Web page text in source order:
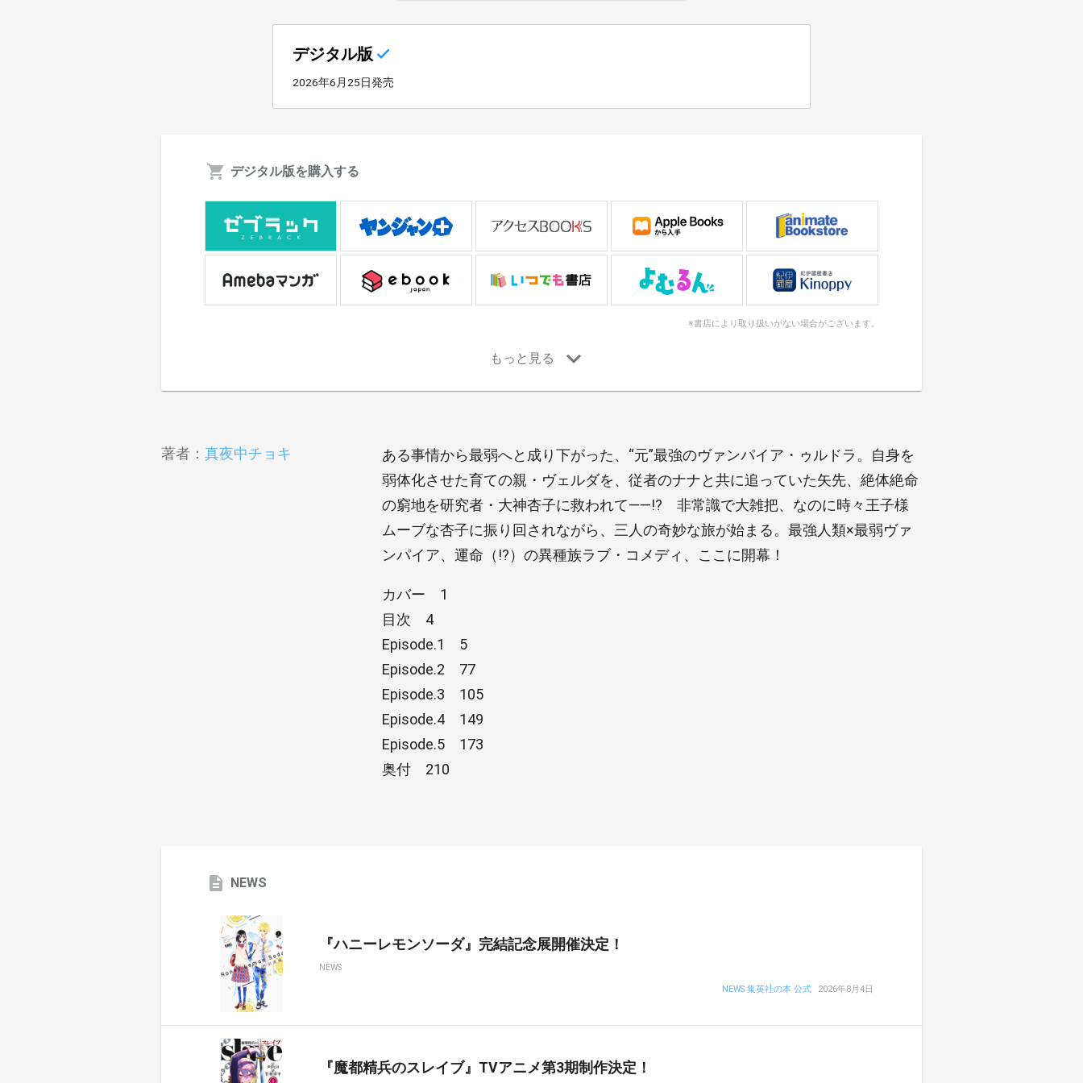
デジタル版
2026年6月25日発売
デジタル版を購入する
※書店により取り扱いがない場合がございます。
著者： 真夜中チョキ
ある事情から最弱へと成り下がった、“元”最強のヴァンパイア・ゥルドラ。自身を
弱体化させた育ての親・ヴェルダを、従者のナナと共に追っていた矢先、絶体絶命
の窮地を研究者・大神杏子に救われて――!? 非常識で大雑把、なのに時々王子様
ムーブな杏子に振り回されながら、三人の奇妙な旅が始まる。最強人類×最弱ヴァ
ンパイア、運命（!?）の異種族ラブ・コメディ、ここに開幕！
カバー 1
目次 4
Episode.1 5
Episode.2 77
Episode.3 105
Episode.4 149
Episode.5 173
奥付 210
NEWS
『ハニーレモンソーダ』完結記念展開催決定！
NEWS
NEWS 集英社の本 公式 2026年8月4日
『魔都精兵のスレイブ』TVアニメ第3期制作決定！